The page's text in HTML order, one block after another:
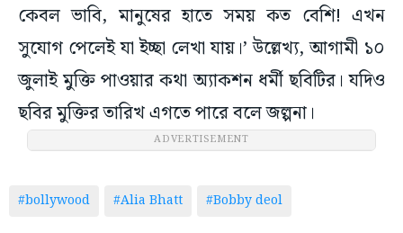
কেবল ভাবি, মানুষের হাতে সময় কত বেশি! এখন
সুযোগ পেলেই যা ইচ্ছা লেখা যায়।’ উল্লেখ্য, আগামী ১০
জুলাই মুক্তি পাওয়ার কথা অ্যাকশন ধর্মী ছবিটির। যদিও
ছবির মুক্তির তারিখ এগতে পারে বলে জল্পনা।
ADVERTISEMENT
#bollywood #Alia Bhatt #Bobby deol